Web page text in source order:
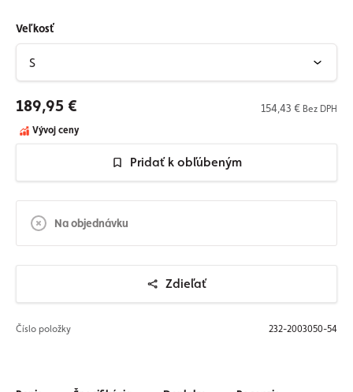
Veľkosť
189,95 € 154,43 € Bez DPH
Vývoj ceny
Pridať k obľúbeným
Na objednávku
Zdieľať
Číslo položky 232-2003050-54